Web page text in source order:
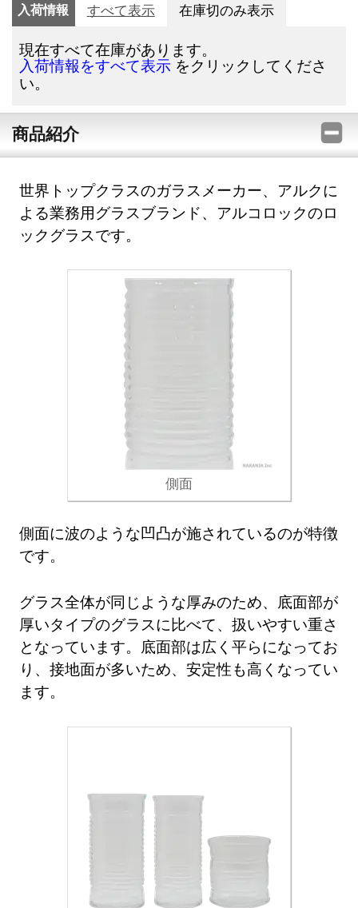
入荷情報 すべて表示 在庫切のみ表示
現在すべて在庫があります。
入荷情報をすべて表示 をクリックしてくださ
い。
商品紹介
世界トップクラスのガラスメーカー、アルクに
よる業務用グラスブランド、アルコロックのロ
ックグラスです。
側面
側面に波のような凹凸が施されているのが特徴
です。
グラス全体が同じような厚みのため、底面部が
厚いタイプのグラスに比べて、扱いやすい重さ
となっています。底面部は広く平らになってお
り、接地面が多いため、安定性も高くなってい
ます。